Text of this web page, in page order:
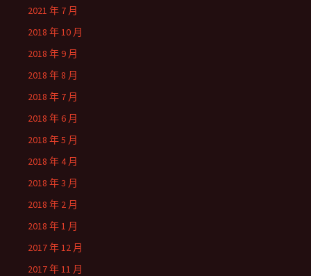
2021 年 7 月
2018 年 10 月
2018 年 9 月
2018 年 8 月
2018 年 7 月
2018 年 6 月
2018 年 5 月
2018 年 4 月
2018 年 3 月
2018 年 2 月
2018 年 1 月
2017 年 12 月
2017 年 11 月